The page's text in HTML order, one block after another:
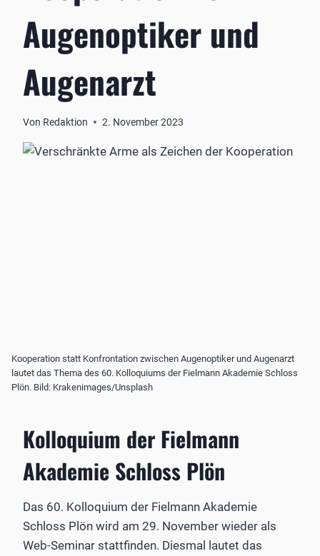
Augenoptiker und
Augenarzt
Von Redaktion 2. November 2023
Kooperation statt Konfrontation zwischen Augenoptiker und Augenarzt
lautet das Thema des 60. Kolloquiums der Fielmann Akademie Schloss
Plön. Bild: Krakenimages/Unsplash
Kolloquium der Fielmann
Akademie Schloss Plön
Das 60. Kolloquium der Fielmann Akademie
Schloss Plön wird am 29. November wieder als
Web-Seminar stattfinden. Diesmal lautet das